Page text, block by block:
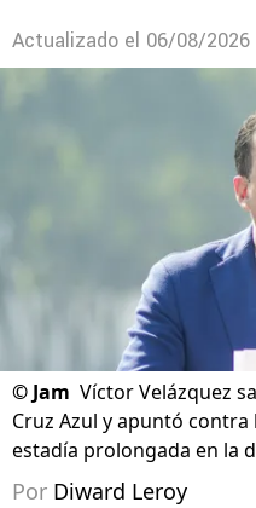
Actualizado el 06/08/2026
© Jam Víctor Velázquez
Cruz Azul y apuntó
estadía prolongada en la
Por Diward Leroy